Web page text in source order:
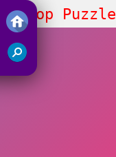
Pop Puzzle